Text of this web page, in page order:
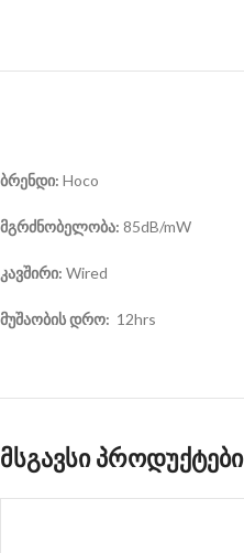
ბრენდი: Hoco
მგრძნობელობა: 85dB/mW
კავშირი: Wired
მუშაობის დრო: 12hrs
მსგავსი პროდუქტები